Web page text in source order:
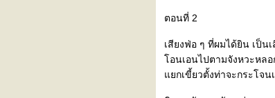
ตอนที่ 2
เสียงฟ่อ ๆ ที่ผมได้ยิน เป็น
อนเอนไปตามจังหวะหลอ
กเขี้ยวตั้งท่าจะกระโจน